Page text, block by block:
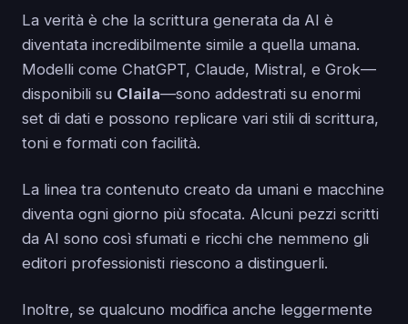
La verità è che la scrittura generata da AI è
diventata incredibilmente simile a quella umana.
Modelli come ChatGPT, Claude, Mistral, e Grok—
disponibili su Claila—sono addestrati su enormi
set di dati e possono replicare vari stili di scrittura,
toni e formati con facilità.
La linea tra contenuto creato da umani e macchine
diventa ogni giorno più sfocata. Alcuni pezzi scritti
da AI sono così sfumati e ricchi che nemmeno gli
editori professionisti riescono a distinguerli.
Inoltre, se qualcuno modifica anche leggermente